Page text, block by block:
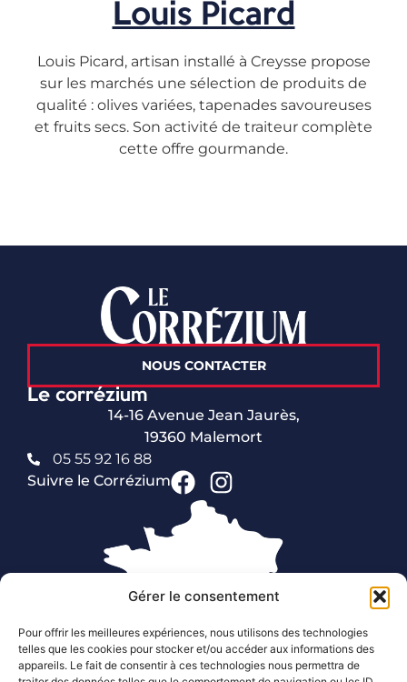
Gérer le consentement
Pour offrir les meilleures expériences, nous utilisons des technologies
telles que les cookies pour stocker et/ou accéder aux informations des
appareils. Le fait de consentir à ces technologies nous permettra de
Louis Picard
Louis Picard, artisan installé à Creysse propose
sur les marchés une sélection de produits de
qualité : olives variées, tapenades savoureuses
et fruits secs. Son activité de traiteur complète
cette offre gourmande.
NOUS CONTACTER
Le corrézium
14-16 Avenue Jean Jaurès,
19360 Malemort
05 55 92 16 88
Suivre le Corrézium